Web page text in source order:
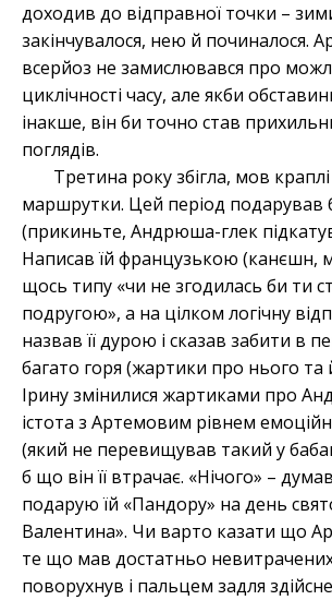
доходив до відправної точки –
закінчувалося, нею й починалося.
всерйоз не замислювався про
циклічності часу, але якби
інакше, він би точно став
поглядів.
Третина року збігла, мов
маршрутки. Цей період подарував
(прикиньте, Андрюша-глек
Написав їй французькою (канєшн,
щось типу «чи не згодилась би ти
подругою», а на цілком логічну
назвав її дурою і сказав забити в
багато горя (жартики про нього та
Ірину змінилися жартиками про
істота з Артемовим рівнем
(який не перевищував такий у
б що він її втрачає. «Нічого» –
подарую їй «Пандору» на день
Валентина». Чи варто казати що
те що мав достатньо
поворухнув і пальцем задля